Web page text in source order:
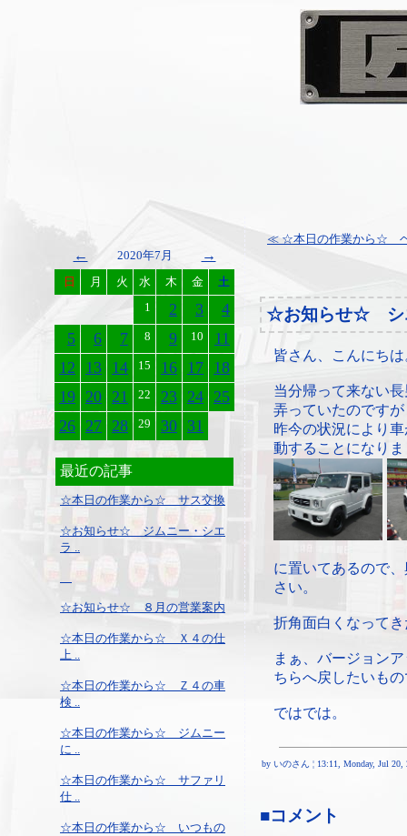
← 2020年7月 →
日 月 火 水 木 金
土
1
2 3
4
5
6 7 8 9 10
11
12
13 14 15 16 17 18
19 20 21 22 23 24 25
26 27 28 29 30 31
最近の記事
☆本日の作業から☆ サス交換
☆お知らせ☆ ジムニー・シエ
ラ ..
☆お知らせ☆ ８月の営業案内
☆本日の作業から☆ Ｘ４の仕
上 ..
☆本日の作業から☆ Ｚ４の車
検 ..
☆本日の作業から☆ ジムニー
に ..
☆本日の作業から☆ サファリ
仕 ..
☆本日の作業から☆ いつもの
≪ ☆本日の作業から☆
☆お知らせ☆ シ
皆さん、こんにちは
当分帰って来ない
弄っていたのですが
昨今の状況により
動することになり
に置いてあるので
さい。
折角面白くなって
まぁ、バージョン
ちらへ戻したいも
ではでは。
by いのさん ¦ 13:11, Monday, Jul 20,
■コメント